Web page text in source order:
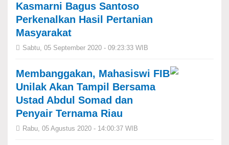
Kasmarni Bagus Santoso
Perkenalkan Hasil Pertanian
Masyarakat
Sabtu, 05 September 2020 - 09:23:33 WIB
Membanggakan, Mahasiswi FIB
Unilak Akan Tampil Bersama
Ustad Abdul Somad dan
Penyair Ternama Riau
Rabu, 05 Agustus 2020 - 14:00:37 WIB